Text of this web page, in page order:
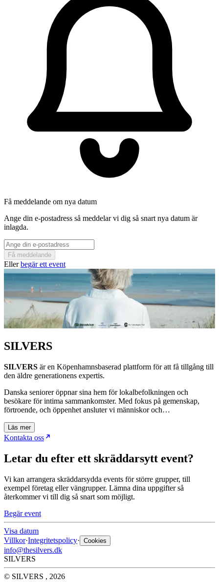
Få meddelande om nya datum
Ange din e-postadress så meddelar vi dig så snart nya datum är
inlagda.
Få meddelande
Ellerbegär ett event
SILVERS
SILVERS är en Köpenhamnsbaserad plattform för att få tillgång till
den äldre generationens expertis.
Danska seniorer öppnar sina hem för lokalbefolkningen och
besökare för intima sammankomster. Med fokus på gemenskap,
förtroende, och öppenhet ansluter vi människor och…
Läs mer
Kontakta oss
Letar du efter ett skräddarsytt event?
Vi kan arrangera skräddarsydda events för större grupper, till
exempel företag eller vängrupper. Lämna dina uppgifter så
återkommer vi till dig så snart som möjligt.
Begär event
Visa datum
Villkor·Integritetspolicy· Cookies
info@thesilvers.dk
SILVERS
© SILVERS , 2026